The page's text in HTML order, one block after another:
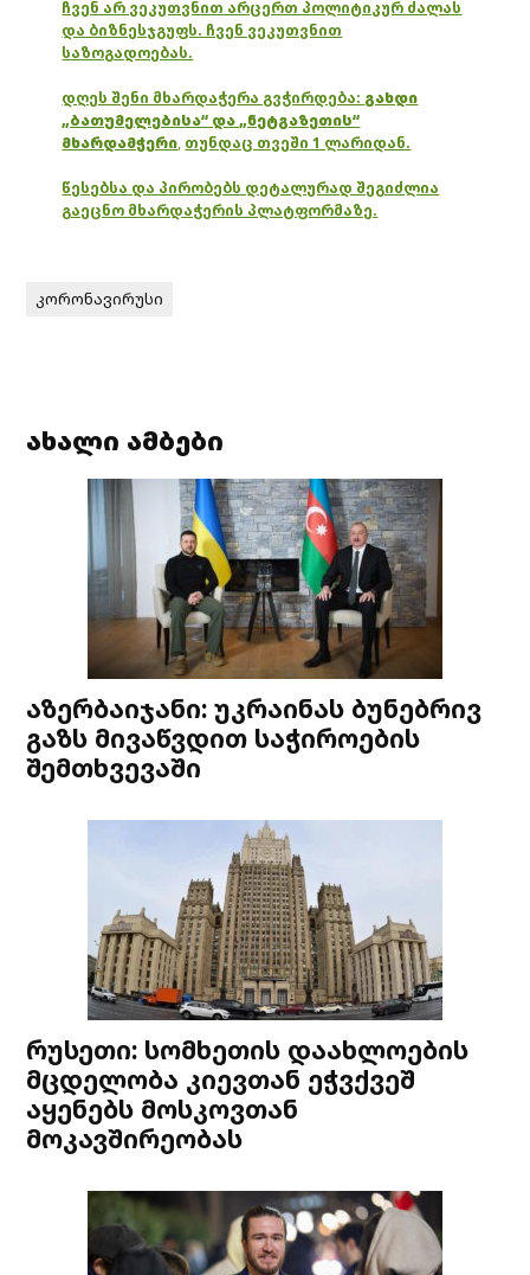
ჩვენ არ ვეკუთვნით არცერთ პოლიტიკურ ძალას
და ბიზნესჯგუფს. ჩვენ ვეკუთვნით
საზოგადოებას.
დღეს შენი მხარდაჭერა გვჭირდება: გახდი
„ბათუმელებისა“ და „ნეტგაზეთის“
მხარდამჭერი, თუნდაც თვეში 1 ლარიდან.
წესებსა და პირობებს დეტალურად შეგიძლია
გაეცნო მხარდაჭერის პლატფორმაზე.
კორონავირუსი
ახალი ამბები
აზერბაიჯანი: უკრაინას ბუნებრივ
გაზს მივაწვდით საჭიროების
შემთხვევაში
რუსეთი: სომხეთის დაახლოების
მცდელობა კიევთან ეჭვქვეშ
აყენებს მოსკოვთან
მოკავშირეობას